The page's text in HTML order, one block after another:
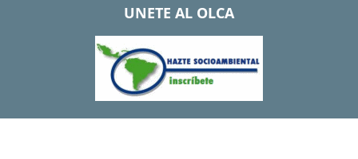
UNETE AL OLCA